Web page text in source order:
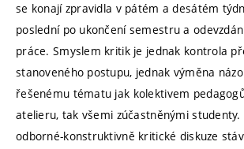
se konají zpravidla v pátém a desátém
poslední po ukončení semestru a
práce. Smyslem kritik je jednak kontrola
stanoveného postupu, jednak výměna
řešenému tématu jak kolektivem
atelieru, tak všemi zúčastněnými
odborné-konstruktivně kritické diskuze